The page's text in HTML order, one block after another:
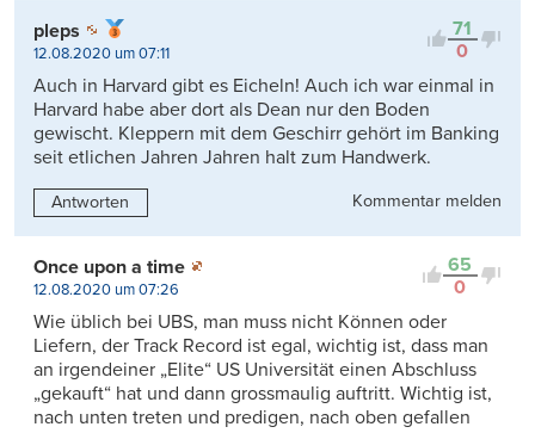
71
0
pleps
12.08.2020 um 07:11
Auch in Harvard gibt es Eicheln! Auch ich war einmal in
Harvard habe aber dort als Dean nur den Boden
gewischt. Kleppern mit dem Geschirr gehört im Banking
seit etlichen Jahren Jahren halt zum Handwerk.
Antworten Kommentar melden
65
0
Once upon a time
12.08.2020 um 07:26
Wie üblich bei UBS, man muss nicht Können oder
Liefern, der Track Record ist egal, wichtig ist, dass man
an irgendeiner „Elite“ US Universität einen Abschluss
„gekauft“ hat und dann grossmaulig auftritt. Wichtig ist,
nach unten treten und predigen, nach oben gefallen